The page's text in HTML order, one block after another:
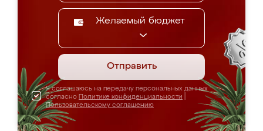
Желаемый бюджет
Отправить
Я соглашаюсь на передачу персональных данных
согласно Политике конфиденциальности
Пользовательскому соглашению